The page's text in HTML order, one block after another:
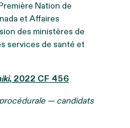
Nation de
et Affaires
des ministères de
services de santé et
, 2022 CF 456
— candidats